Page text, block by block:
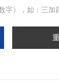
字），如：三加